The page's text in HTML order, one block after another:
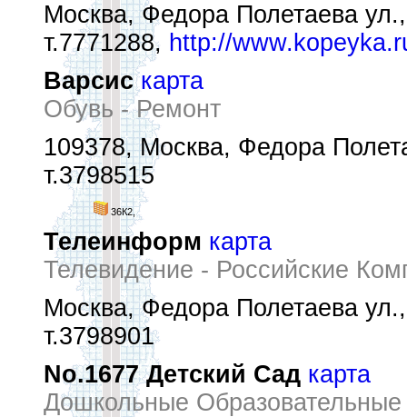
Москва, Федора Полетаева
т.7771288, http://
Варсис карта
Обувь - Ремонт
109378, Москва, Федора
т.3798515
36К2,
Телеинформ карта
Телевидение - Российские
Москва, Федора Полетаева
т.3798901
No.1677 Детский Сад карта
Дошкольные